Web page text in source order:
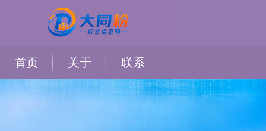
首页 关于 联系